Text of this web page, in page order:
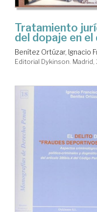
Tratamiento
del dopaje en
Benítez Ortúzar, Ignacio
Editorial Dykinson. Madrid,